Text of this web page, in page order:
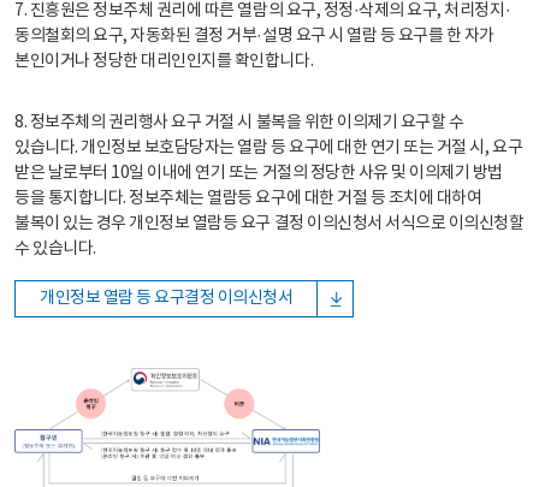
7. 진흥원은 정보주체 권리에 따른 열람의 요구, 정정·삭제의 요구, 처리정지·
동의철회의 요구, 자동화된 결정 거부·설명 요구 시 열람 등 요구를 한 자가
본인이거나 정당한 대리인인지를 확인합니다.
8. 정보주체의 권리행사 요구 거절 시 불복을 위한 이의제기 요구할 수
있습니다. 개인정보 보호담당자는 열람 등 요구에 대한 연기 또는 거절 시, 요구
받은 날로부터 10일 이내에 연기 또는 거절의 정당한 사유 및 이의제기 방법
등을 통지합니다. 정보주체는 열람등 요구에 대한 거절 등 조치에 대하여
불복이 있는 경우 개인정보 열람등 요구 결정 이의신청서 서식으로 이의신청할
수 있습니다.
개인정보 열람 등 요구결정 이의신청서